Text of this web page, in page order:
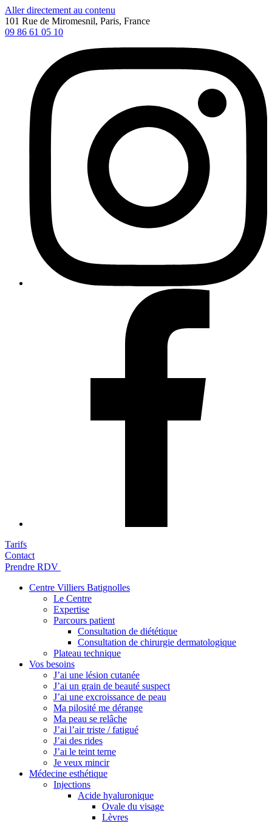
Aller directement au contenu
101 Rue de Miromesnil, Paris, France
09 86 61 05 10
Tarifs
Contact
Prendre RDV
Centre Villiers Batignolles
Le Centre
Expertise
Parcours patient
Consultation de diététique
Consultation de chirurgie dermatologique
Plateau technique
Vos besoins
J’ai une lésion cutanée
J’ai un grain de beauté suspect
J’ai une excroissance de peau
Ma pilosité me dérange
Ma peau se relâche
J’ai l’air triste / fatigué
J’ai des rides
J’ai le teint terne
Je veux mincir
Médecine esthétique
Injections
Acide hyaluronique
Ovale du visage
Lèvres